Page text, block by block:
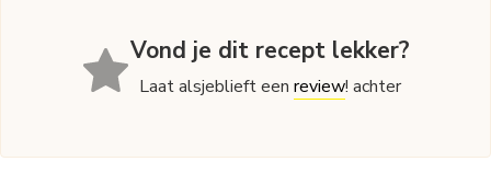
Vond je dit recept lekker?
Laat alsjeblieft eenreview! achter